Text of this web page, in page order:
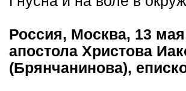
Россия, Москва, 13
апостола Христова
(Брянчанинова),